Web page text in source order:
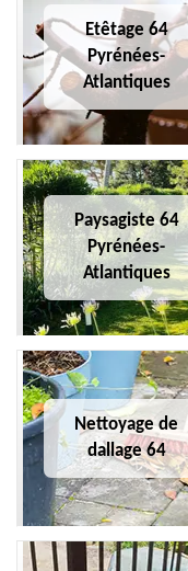
Etêtage 64
Pyrénées-
Atlantiques
Paysagiste 64
Pyrénées-
Atlantiques
Nettoyage de
dallage 64